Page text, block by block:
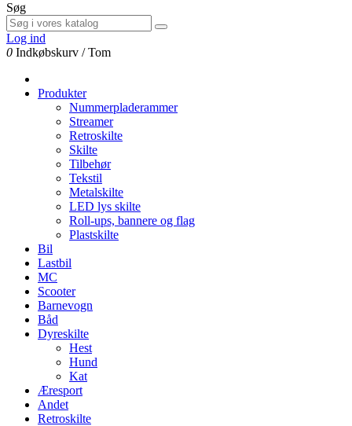
Søg
Log ind
0 Indkøbskurv /Tom
Produkter
Nummerpladerammer
Streamer
Retroskilte
Skilte
Tilbehør
Tekstil
Metalskilte
LED lys skilte
Roll-ups, bannere og flag
Plastskilte
Bil
Lastbil
MC
Scooter
Barnevogn
Båd
Dyreskilte
Hest
Hund
Kat
Æresport
Andet
Retroskilte